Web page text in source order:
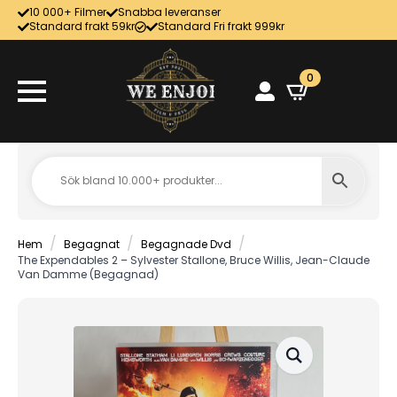
10 000+ Filmer
Snabba leveranser
Standard frakt 59kr
Standard Fri frakt 999kr
0
Hem Begagnat
Begagnade Dvd
The Expendables 2 – Sylvester Stallone, Bruce Willis, Jean-Claude
Van Damme (Begagnad)